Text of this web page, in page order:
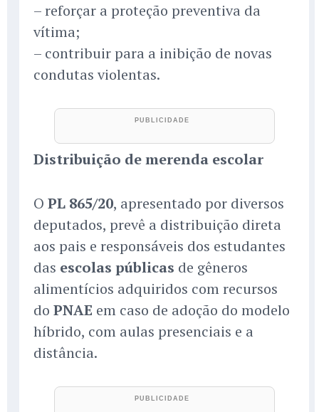
– reforçar a proteção preventiva da
vítima;
– contribuir para a inibição de novas
condutas violentas.
Distribuição de merenda escolar
O PL 865/20, apresentado por diversos
deputados, prevê a distribuição direta
aos pais e responsáveis dos estudantes
das escolas públicas de gêneros
alimentícios adquiridos com recursos
do PNAE em caso de adoção do modelo
híbrido, com aulas presenciais e a
distância.